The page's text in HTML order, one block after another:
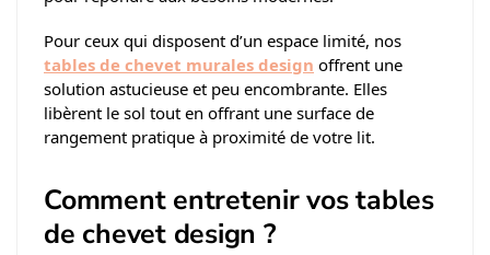
Pour ceux qui disposent d’un espace limité, nos
tables de chevet murales design offrent une
solution astucieuse et peu encombrante. Elles
libèrent le sol tout en offrant une surface de
rangement pratique à proximité de votre lit.
Comment entretenir vos tables
de chevet design ?